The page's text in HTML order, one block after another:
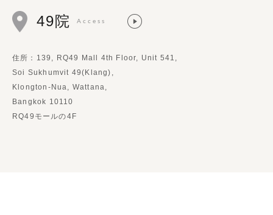
49院 Access
住所：139, RQ49 Mall 4th Floor, Unit 541,
Soi Sukhumvit 49(Klang),
Klongton-Nua, Wattana,
Bangkok 10110
RQ49モールの4F